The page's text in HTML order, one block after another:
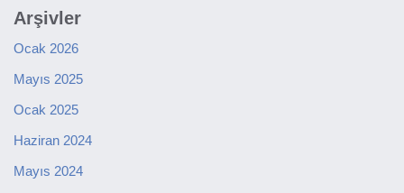
Arşivler
Ocak 2026
Mayıs 2025
Ocak 2025
Haziran 2024
Mayıs 2024